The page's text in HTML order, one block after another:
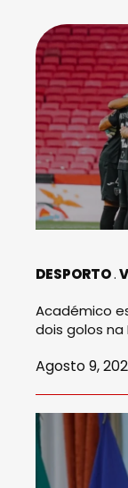
DESPORTO
Académico
dois golos na
Agosto 9,